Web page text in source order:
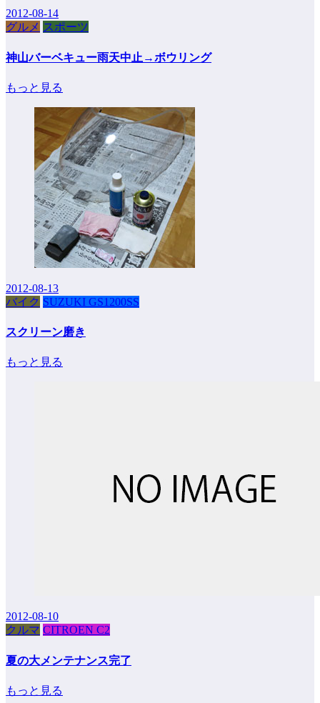
2012-08-14
グルメ スポーツ
神山バーベキュー雨天中止→ボウリング
もっと見る
2012-08-13
バイク SUZUKI GS1200SS
スクリーン磨き
もっと見る
2012-08-10
クルマ CITROEN C2
夏の大メンテナンス完了
もっと見る